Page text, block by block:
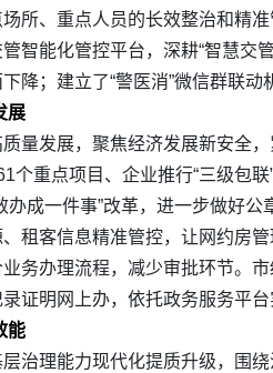
所、重点人员的长效整治和精
智能化管控平台，深耕“智慧交
降；建立了“警医消”微信群联
展
量发展，聚焦经济发展新安全
个重点项目、企业推行“三级包
办成一件事”改革，进一步做好
租客信息精准管控，让网约房管
务办理流程，减少审批环节。
证明网上办，依托政务服务平
能
治理能力现代化提质升级，围